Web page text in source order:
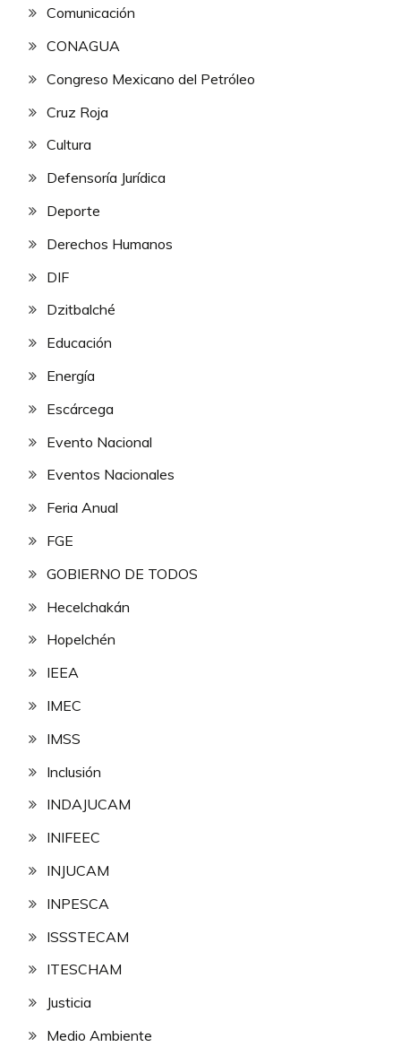
Comunicación
CONAGUA
Congreso Mexicano del Petróleo
Cruz Roja
Cultura
Defensoría Jurídica
Deporte
Derechos Humanos
DIF
Dzitbalché
Educación
Energía
Escárcega
Evento Nacional
Eventos Nacionales
Feria Anual
FGE
GOBIERNO DE TODOS
Hecelchakán
Hopelchén
IEEA
IMEC
IMSS
Inclusión
INDAJUCAM
INIFEEC
INJUCAM
INPESCA
ISSSTECAM
ITESCHAM
Justicia
Medio Ambiente